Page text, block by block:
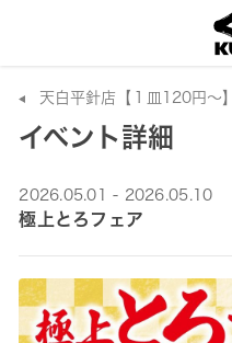
天白平針店【１皿120円～】
イベント詳細
2026.05.01 - 2026.05.10
極上とろフェア